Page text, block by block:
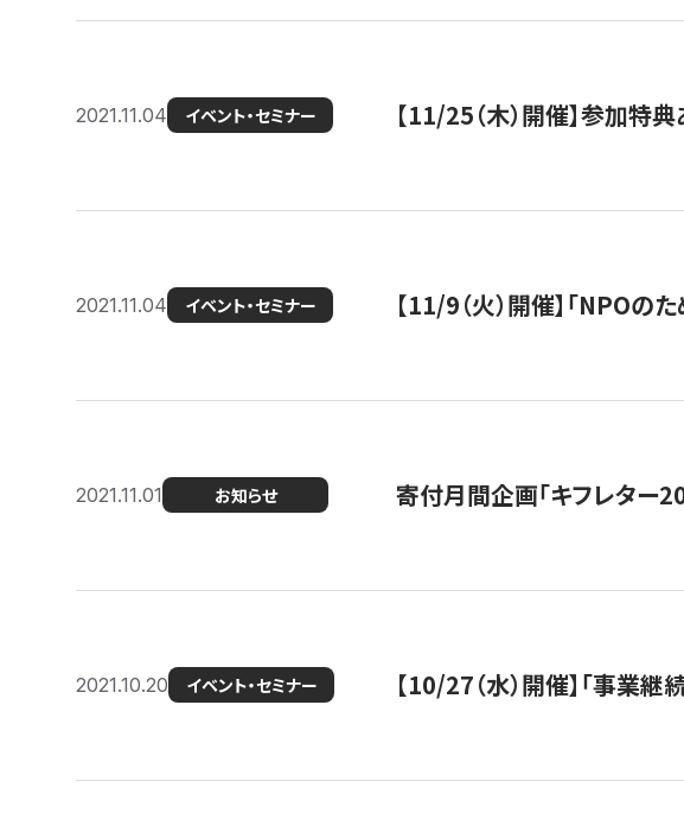
2021.11.04 イベント・セミナー 【11/25（木）開催】参加特
2021.11.04 イベント・セミナー 【11/9（火）開催】「NPO
2021.11.01 お知らせ 寄付月間企画「キフレター
2021.10.20 イベント・セミナー 【10/27（水）開催】「事業